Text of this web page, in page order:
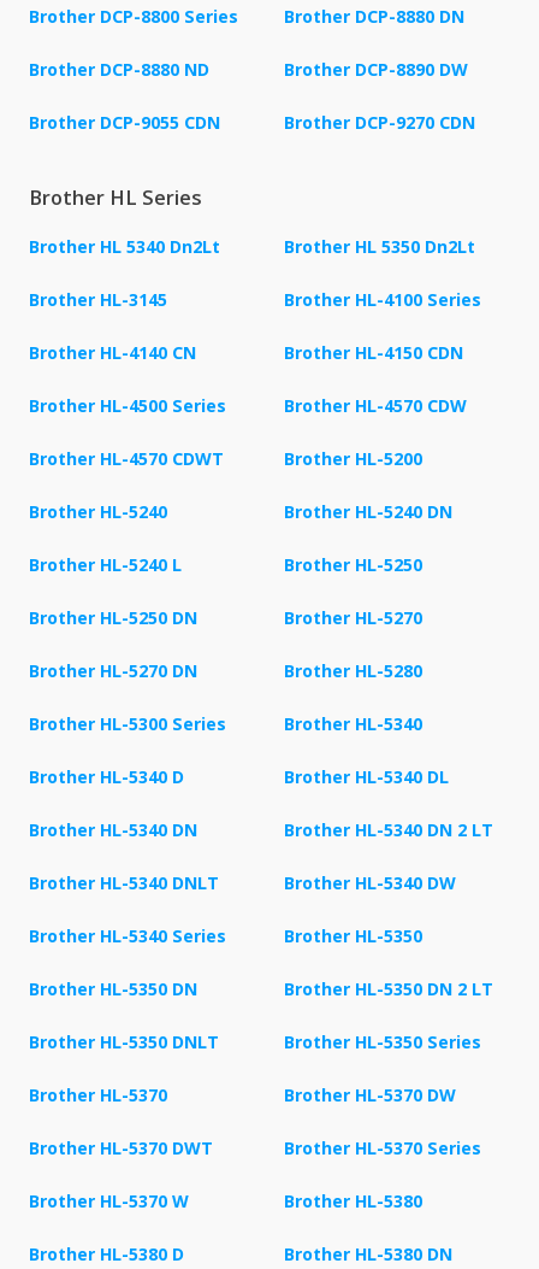
Brother DCP-8800 Series Brother DCP-8880 DN
Brother DCP-8880 ND Brother DCP-8890 DW
Brother DCP-9055 CDN Brother DCP-9270 CDN
Brother HL Series
Brother HL 5340 Dn2Lt Brother HL 5350 Dn2Lt
Brother HL-3145 Brother HL-4100 Series
Brother HL-4140 CN Brother HL-4150 CDN
Brother HL-4500 Series Brother HL-4570 CDW
Brother HL-4570 CDWT Brother HL-5200
Brother HL-5240 Brother HL-5240 DN
Brother HL-5240 L Brother HL-5250
Brother HL-5250 DN Brother HL-5270
Brother HL-5270 DN Brother HL-5280
Brother HL-5300 Series Brother HL-5340
Brother HL-5340 D Brother HL-5340 DL
Brother HL-5340 DN Brother HL-5340 DN 2 LT
Brother HL-5340 DNLT Brother HL-5340 DW
Brother HL-5340 Series Brother HL-5350
Brother HL-5350 DN Brother HL-5350 DN 2 LT
Brother HL-5350 DNLT Brother HL-5350 Series
Brother HL-5370 Brother HL-5370 DW
Brother HL-5370 DWT Brother HL-5370 Series
Brother HL-5370 W Brother HL-5380
Brother HL-5380 D Brother HL-5380 DN